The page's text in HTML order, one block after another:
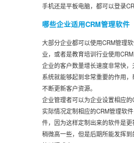
手机还是平板电脑，都可以登录
哪些企业适用CRM管理软件
大部分企业都可以使用CRM管理
业，或者是教育培训行业使用
企业的客户数量增长速度非常快
系统就能够起到非常重要的作用
不断更新客户资源。
企业管理者可以为企业设置相应
实际情况定制相应的CRM管理软
件，因为这样定制出来的软件是
稍微高一些，但是后期所能发挥